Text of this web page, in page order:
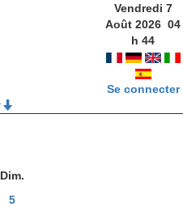
Vendredi 7
Août 2026 04
h44
Se connecter
Dim.
5